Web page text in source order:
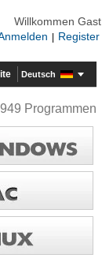
Willkommen Gast
Register
Deutsch
Programmen